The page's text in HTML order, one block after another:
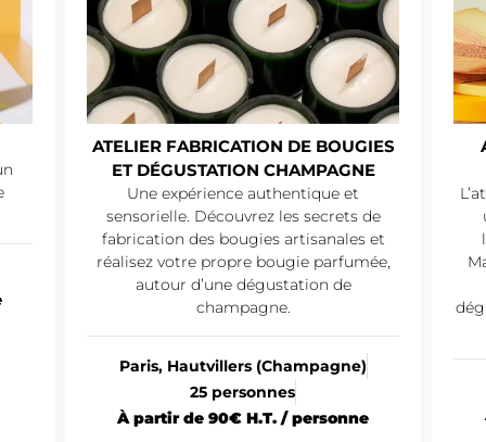
ATELIER FABRICATION DE BOUGIES
ET DÉGUSTATION CHAMPAGNE
Une expérience authentique et
sensorielle. Découvrez les secrets de
fabrication des bougies artisanales et
réalisez votre propre bougie parfumée,
autour d’une dégustation de
champagne.
Paris, Hautvillers (Champagne)
25 personnes
À partir de 90€ H.T. / personne